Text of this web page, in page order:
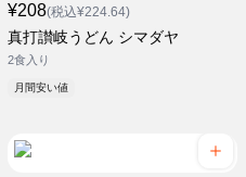
¥208(税込¥224.64)
真打讃岐うどん シマダヤ
2食入り
月間安い値